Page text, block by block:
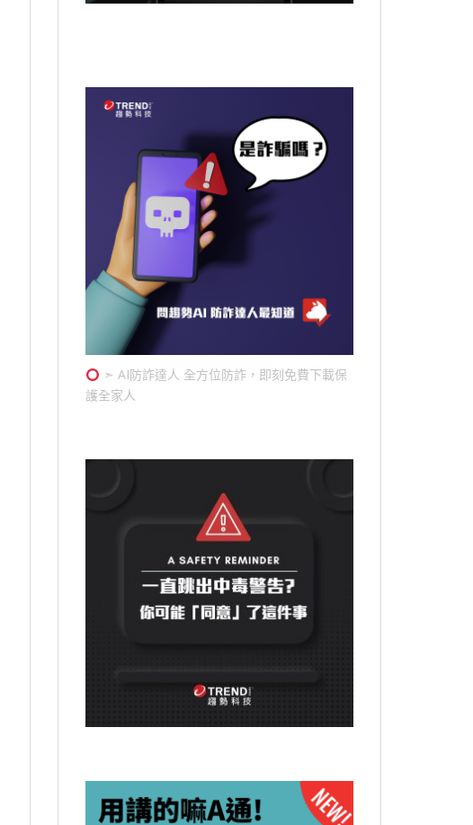
➣ AI防詐達人 全方位防詐，即刻免費下載保
護全家人